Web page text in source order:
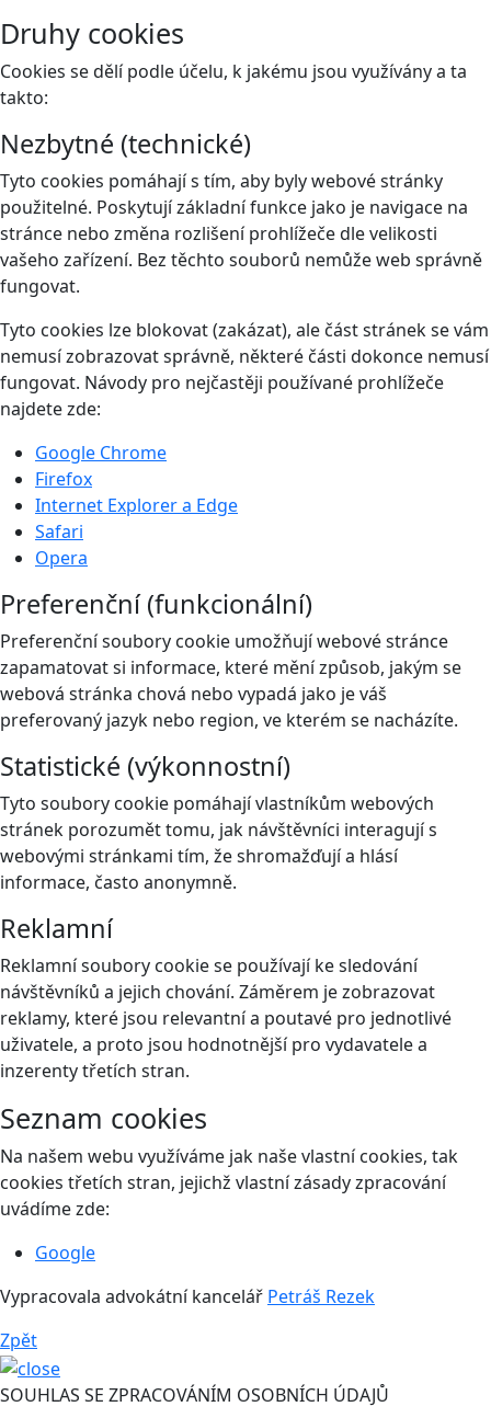
Druhy cookies
Cookies se dělí podle účelu, k jakému jsou využívány a ta
takto:
Nezbytné (technické)
Tyto cookies pomáhají s tím, aby byly webové stránky
použitelné. Poskytují základní funkce jako je navigace na
stránce nebo změna rozlišení prohlížeče dle velikosti
vašeho zařízení. Bez těchto souborů nemůže web správně
fungovat.
Tyto cookies lze blokovat (zakázat), ale část stránek se vám
nemusí zobrazovat správně, některé části dokonce nemusí
fungovat. Návody pro nejčastěji používané prohlížeče
najdete zde:
Google Chrome
Firefox
Internet Explorer a Edge
Safari
Opera
Preferenční (funkcionální)
Preferenční soubory cookie umožňují webové stránce
zapamatovat si informace, které mění způsob, jakým se
webová stránka chová nebo vypadá jako je váš
preferovaný jazyk nebo region, ve kterém se nacházíte.
Statistické (výkonnostní)
Tyto soubory cookie pomáhají vlastníkům webových
stránek porozumět tomu, jak návštěvníci interagují s
webovými stránkami tím, že shromažďují a hlásí
informace, často anonymně.
Reklamní
Reklamní soubory cookie se používají ke sledování
návštěvníků a jejich chování. Záměrem je zobrazovat
reklamy, které jsou relevantní a poutavé pro jednotlivé
uživatele, a proto jsou hodnotnější pro vydavatele a
inzerenty třetích stran.
Seznam cookies
Na našem webu využíváme jak naše vlastní cookies, tak
cookies třetích stran, jejichž vlastní zásady zpracování
uvádíme zde:
Google
Vypracovala advokátní kancelář Petráš Rezek
Zpět
SOUHLAS SE ZPRACOVÁNÍM OSOBNÍCH ÚDAJŮ